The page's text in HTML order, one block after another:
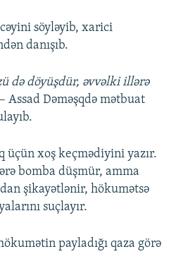
söyləyib, xarici
danışıb.
də döyüşdür, əvvəlki illərə
– Assad Dəməşqdə mətbuat
üçün xoş keçmədiyini yazır.
bomba düşmür, amma
şikayətlənir, hökumətsə
suçlayır.
payladığı qaza görə